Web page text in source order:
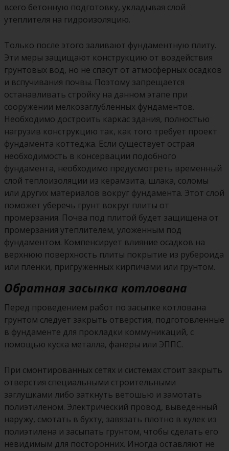
всего бетонную подготовку, укладывая слой
утеплителя на гидроизоляцию.
Только после этого заливают фундаментную плиту.
Эти меры защищают конструкцию от воздействия
грунтовых вод, но не спасут от атмосферных осадков
и вспучивания почвы. Поэтому запрещается
останавливать стройку на данном этапе при
сооружении мелкозаглубленных фундаментов.
Необходимо достроить каркас здания, полностью
нагрузив конструкцию так, как того требует проект
фундамента коттеджа. Если существует острая
необходимость в консервации подобного
фундамента, необходимо предусмотреть временный
слой теплоизоляции из керамзита, шлака, соломы
или других материалов вокруг фундамента. Этот слой
поможет уберечь грунт вокруг плиты от
промерзания. Почва под плитой будет защищена от
промерзания утеплителем, уложенным под
фундаментом. Компенсирует влияние осадков на
верхнюю поверхность плиты покрытие из рубероида
или пленки, пригруженных кирпичами или грунтом.
Обратная засыпка котлована
Перед проведением работ по засыпке котлована
грунтом следует закрыть отверстия, подготовленные
в фундаменте для прокладки коммуникаций, с
помощью куска металла, фанеры или ЭППС.
При смонтированных сетях и системах стоит закрыть
отверстия специальными строительными
заглушками либо заткнуть ветошью и замотать
полиэтиленом. Электрический провод, выведенный
наружу, смотать в бухту, завязать плотно в кулек из
полиэтилена и засыпать грунтом, чтобы сделать его
невидимым для посторонних. Иногда оставляют не